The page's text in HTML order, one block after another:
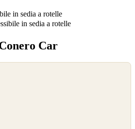
in sedia a rotelle
in sedia a rotelle
Car